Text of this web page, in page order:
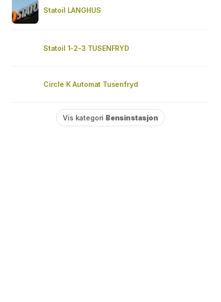
Statoil LANGHUS
Statoil 1-2-3 TUSENFRYD
Circle K Automat Tusenfryd
Vis kategori Bensinstasjon